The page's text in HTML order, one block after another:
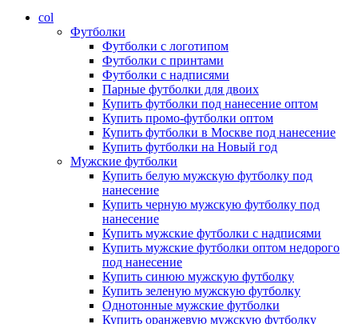
col
Футболки
Футболки с логотипом
Футболки с принтами
Футболки с надписями
Парные футболки для двоих
Купить футболки под нанесение оптом
Купить промо-футболки оптом
Купить футболки в Москве под нанесение
Купить футболки на Новый год
Мужские футболки
Купить белую мужскую футболку под
нанесение
Купить черную мужскую футболку под
нанесение
Купить мужские футболки с надписями
Купить мужские футболки оптом недорого
под нанесение
Купить синюю мужскую футболку
Купить зеленую мужскую футболку
Однотонные мужские футболки
Купить оранжевую мужскую футболку